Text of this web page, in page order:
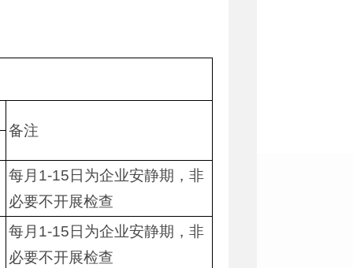
备注
每月1-15日为企业安静期，非
必要不开展检查
每月1-15日为企业安静期，非
必要不开展检查